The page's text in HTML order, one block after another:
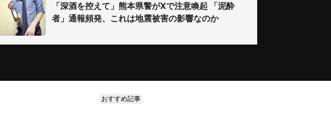
「深酒を控えて」熊本県警がXで注意喚起 「泥酔
者」通報頻発、これは地震被害の影響なのか
おすすめ記事